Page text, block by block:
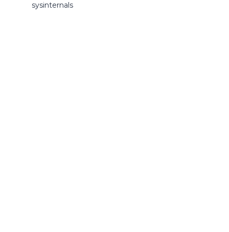
sysinternals